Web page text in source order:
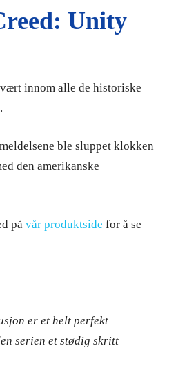
Unity
vært innom alle de historiske
ble sluppet klokken
den amerikanske
på vår produktside for å se
er et helt perfekt
serien et stødig skritt